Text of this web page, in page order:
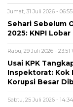
Jumat, 31 Juli 2026 -
Sehari Sebelum
2025: KNPI
Rabu, 29 Juli 2026 - 23:51
Usai KPK
Inspektorat: Kok
Korupsi Besar
Sabtu, 25 Juli 2026 -